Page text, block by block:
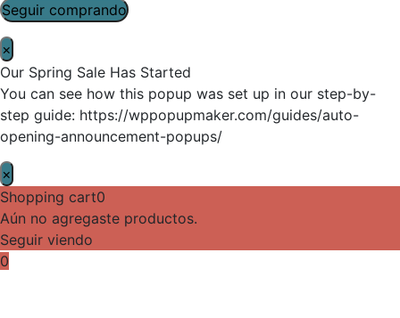
Seguir comprando
×
Our Spring Sale Has Started
You can see how this popup was set up in our step-by-
step guide: https://wppopupmaker.com/guides/auto-
opening-announcement-popups/
×
Shopping cart0
Aún no agregaste productos.
Seguir viendo
0